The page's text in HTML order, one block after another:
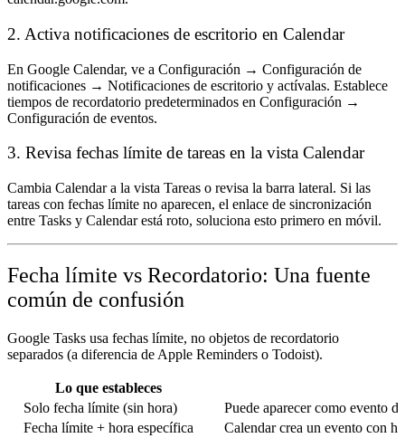
2. Activa notificaciones de escritorio en Calendar
En Google Calendar, ve a Configuración → Configuración de
notificaciones → Notificaciones de escritorio y actívalas. Establece
tiempos de recordatorio predeterminados en Configuración →
Configuración de eventos.
3. Revisa fechas límite de tareas en la vista Calendar
Cambia Calendar a la vista Tareas o revisa la barra lateral. Si las
tareas con fechas límite no aparecen, el enlace de sincronización
entre Tasks y Calendar está roto, soluciona esto primero en móvil.
Fecha límite vs Recordatorio: Una fuente
común de confusión
Google Tasks usa fechas límite, no objetos de recordatorio
separados (a diferencia de Apple Reminders o Todoist).
Lo que estableces
Solo fecha límite (sin hora)
Puede aparecer como evento
Fecha límite + hora específica
Calendar crea un evento con